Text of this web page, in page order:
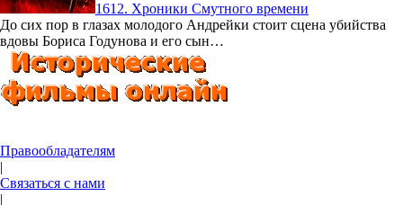
1612. Хроники Смутного времени
До сих пор в глазах молодого Андрейки стоит сцена убийства
вдовы Бориса Годунова и его сын…
Правообладателям
|
Связаться с нами
|